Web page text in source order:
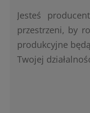
Jesteś
przestrzeni, by
produkcyjne
Twojej